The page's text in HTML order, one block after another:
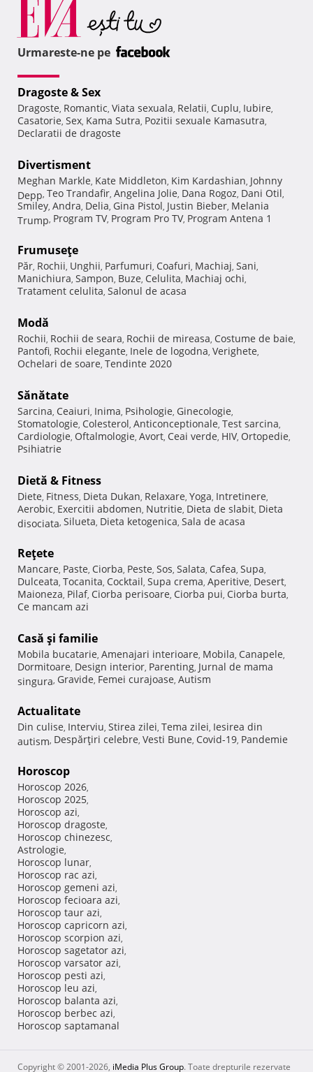
Urmareste-ne pe
Dragoste & Sex
Dragoste, Romantic, Viata sexuala, Relatii, Cuplu, Iubire,
Casatorie, Sex, Kama Sutra, Pozitii sexuale Kamasutra,
Declaratii de dragoste
Divertisment
Meghan Markle, Kate Middleton, Kim Kardashian, Johnny
Depp, Teo Trandafir, Angelina Jolie, Dana Rogoz, Dani Otil,
Smiley, Andra, Delia, Gina Pistol, Justin Bieber, Melania
Trump, Program TV, Program Pro TV, Program Antena 1
Frumuseţe
Păr, Rochii, Unghii, Parfumuri, Coafuri, Machiaj, Sani,
Manichiura, Sampon, Buze, Celulita, Machiaj ochi,
Tratament celulita, Salonul de acasa
Modă
Rochii, Rochii de seara, Rochii de mireasa, Costume de baie,
Pantofi, Rochii elegante, Inele de logodna, Verighete,
Ochelari de soare, Tendinte 2020
Sănătate
Sarcina, Ceaiuri, Inima, Psihologie, Ginecologie,
Stomatologie, Colesterol, Anticonceptionale, Test sarcina,
Cardiologie, Oftalmologie, Avort, Ceai verde, HIV, Ortopedie,
Psihiatrie
Dietă & Fitness
Diete, Fitness, Dieta Dukan, Relaxare, Yoga, Intretinere,
Aerobic, Exercitii abdomen, Nutritie, Dieta de slabit, Dieta
disociata, Silueta, Dieta ketogenica, Sala de acasa
Reţete
Mancare, Paste, Ciorba, Peste, Sos, Salata, Cafea, Supa,
Dulceata, Tocanita, Cocktail, Supa crema, Aperitive, Desert,
Maioneza, Pilaf, Ciorba perisoare, Ciorba pui, Ciorba burta,
Ce mancam azi
Casă şi familie
Mobila bucatarie, Amenajari interioare, Mobila, Canapele,
Dormitoare, Design interior, Parenting, Jurnal de mama
singura, Gravide, Femei curajoase, Autism
Actualitate
Din culise, Interviu, Stirea zilei, Tema zilei, Iesirea din
autism, Despărţiri celebre, Vesti Bune, Covid-19, Pandemie
Horoscop
Horoscop 2026,
Horoscop 2025,
Horoscop azi,
Horoscop dragoste,
Horoscop chinezesc,
Astrologie,
Horoscop lunar,
Horoscop rac azi,
Horoscop gemeni azi,
Horoscop fecioara azi,
Horoscop taur azi,
Horoscop capricorn azi,
Horoscop scorpion azi,
Horoscop sagetator azi,
Horoscop varsator azi,
Horoscop pesti azi,
Horoscop leu azi,
Horoscop balanta azi,
Horoscop berbec azi,
Horoscop saptamanal
Copyright © 2001-2026, iMedia Plus Group. Toate drepturile rezervate